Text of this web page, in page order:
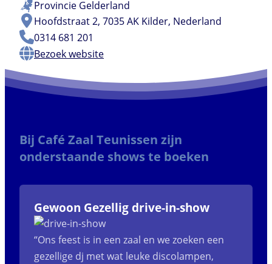
Provincie Gelderland
Hoofdstraat 2, 7035 AK Kilder, Nederland
0314 681 201
Bezoek website
Bij Café Zaal Teunissen zijn
onderstaande shows te boeken
Gewoon Gezellig drive-in-show
“Ons feest is in een zaal en we zoeken een
gezellige dj met wat leuke discolampen,